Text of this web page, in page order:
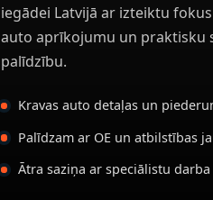
iegādei Latvijā ar izteiktu
auto aprīkojumu un praktisku
palīdzību.
Kravas auto detaļas un
Palīdzam ar OE un atbilstības
Ātra saziņa ar speciālistu